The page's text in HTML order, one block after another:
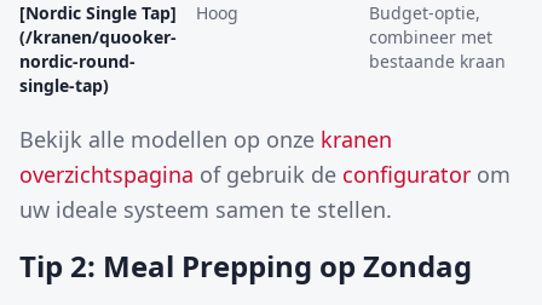
[Nordic Single Tap]
(/kranen/quooker-
nordic-round-
single-tap)
Hoog
Budget-optie,
combineer met
bestaande kraan
Bekijk alle modellen op onze kranen
overzichtspagina of gebruik de configurator om
uw ideale systeem samen te stellen.
Tip 2: Meal Prepping op Zondag